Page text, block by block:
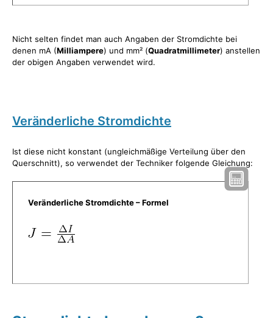
Nicht selten findet man auch Angaben der Stromdichte bei
denen mA (Milliampere) und mm² (Quadratmillimeter) anstellen
der obigen Angaben verwendet wird.
Veränderliche Stromdichte
Ist diese nicht konstant (ungleichmäßige Verteilung über den
Querschnitt), so verwendet der Techniker folgende Gleichung:
Veränderliche Stromdichte – Formel